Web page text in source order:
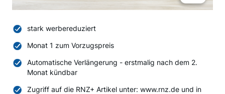
stark werbereduziert
Monat 1 zum Vorzugspreis
Automatische Verlängerung - erstmalig nach dem 2.
Monat kündbar
Zugriff auf die RNZ+ Artikel unter: www.rnz.de und in